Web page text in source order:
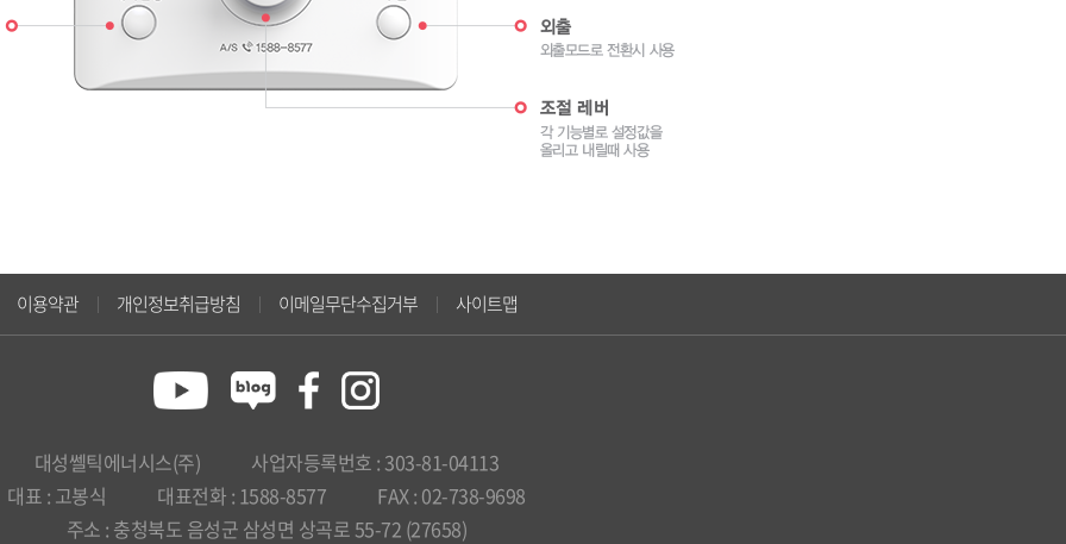
이용약관 개인정보취급방침 이메일무단수집거부 사이트맵
대성쎌틱에너시스(주)
사업자등록번호 : 303-81-04113
대표 : 고봉식
대표전화 : 1588-8577
FAX : 02-738-9698
주소 : 충청북도 음성군 삼성면 상곡로 55-72 (27658)